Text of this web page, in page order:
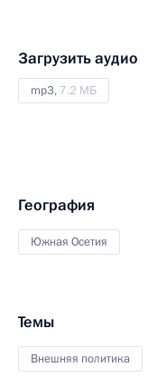
Загрузить аудио
mp3, 7.2 МБ
География
Южная Осетия
Темы
Внешняя политика